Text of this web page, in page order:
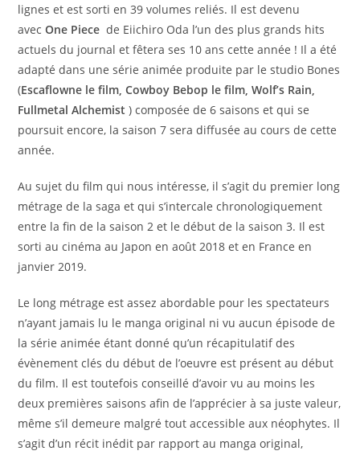
lignes et est sorti en 39 volumes reliés. Il est devenu
avecOne Piece de Eiichiro Oda l’un des plus grands hits
actuels du journal et fêtera ses 10 ans cette année ! Il a été
adapté dans une série animée produite par le studio Bones
(Escaflowne le film, Cowboy Bebop le film, Wolf’s Rain,
Fullmetal Alchemist ) composée de 6 saisons et qui se
poursuit encore, la saison 7 sera diffusée au cours de cette
année.
Au sujet du film qui nous intéresse, il s’agit du premier long
métrage de la saga et qui s’intercale chronologiquement
entre la fin de la saison 2 et le début de la saison 3. Il est
sorti au cinéma au Japon en août 2018 et en France en
janvier 2019.
Le long métrage est assez abordable pour les spectateurs
n’ayant jamais lu le manga original ni vu aucun épisode de
la série animée étant donné qu’un récapitulatif des
évènement clés du début de l’oeuvre est présent au début
du film. Il est toutefois conseillé d’avoir vu au moins les
deux premières saisons afin de l’apprécier à sa juste valeur,
même s’il demeure malgré tout accessible aux néophytes. Il
s’agit d’un récit inédit par rapport au manga original,